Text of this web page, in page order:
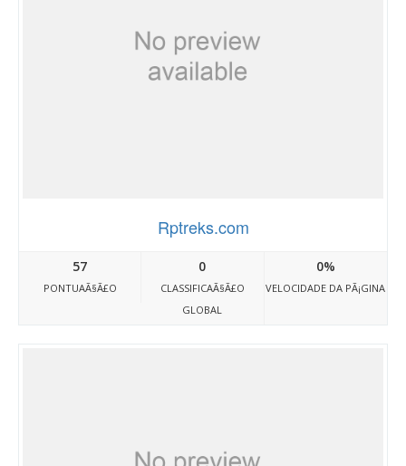
Rptreks.com
57
PONTUAÃ§Ã£O
0
CLASSIFICAÃ§Ã£O
GLOBAL
0%
VELOCIDADE DA PÃ¡GINA